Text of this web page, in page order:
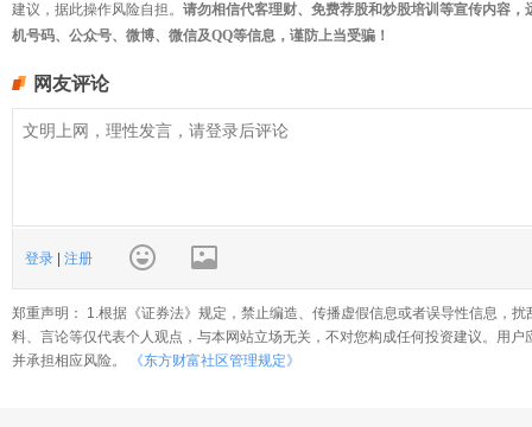
建议，据此操作风险自担。 请勿相信代客理财、免费荐股和炒股培训等宣传内容
机号码、公众号、微博、微信及QQ等信息，谨防上当受骗！
网友评论
登录 注册
郑重声明： 1.根据《证券法》规定，禁止编造、传播虚假信息或者误导性信息，
料、言论等仅代表个人观点，与本网站立场无关，不对您构成任何投资建议。用
并承担相应风险。
《东方财富社区管理规定》